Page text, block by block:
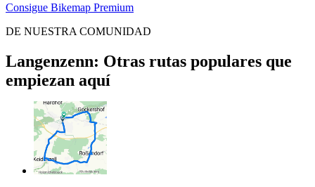
Consigue Bikemap Premium
DE NUESTRA COMUNIDAD
Langenzenn: Otras rutas populares que
empiezan aquí